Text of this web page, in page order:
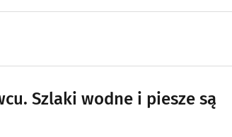
Szlaki wodne i piesze są